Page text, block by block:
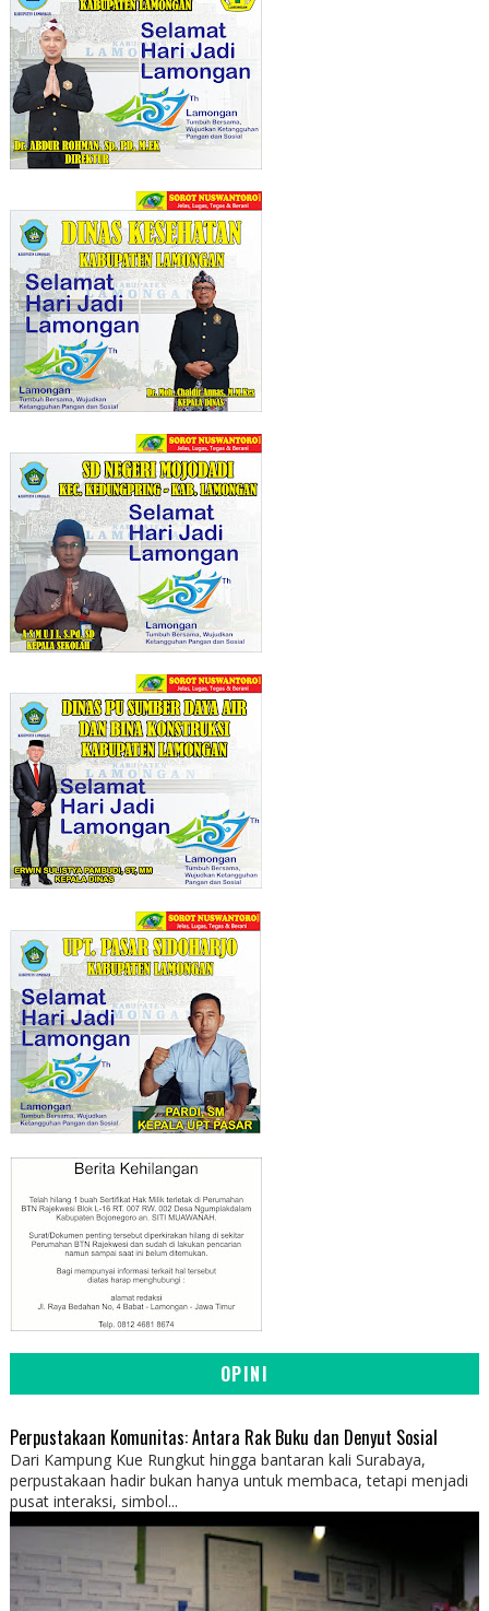
OPINI
Perpustakaan Komunitas: Antara Rak Buku dan Denyut Sosial
Dari Kampung Kue Rungkut hingga bantaran kali Surabaya,
perpustakaan hadir bukan hanya untuk membaca, tetapi menjadi
pusat interaksi, simbol...